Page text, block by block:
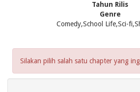
Tahun Rilis
Genre
Comedy,School Life,Sci-
Silakan pilih salah satu chapter yang